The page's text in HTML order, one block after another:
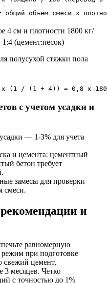
общий объем смеси x
4 см и плотности 1800 кг/
(цемент:песок)
x (1 / (1 + 4)) = 0,8 x
с учетом усадки и
— 1-3% для учета
и цемента: цементный
бетон требует
замесы для проверки
смеси.
и
равномерную
при подготовке
свежий цемент,
3 месяцев. Четко
с точностью до 1%